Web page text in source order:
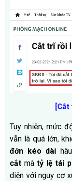
[Cắt
Tuy nhiên, mức
vẫn là quá lớn,
đớn kéo dài
cắt màtỷ lệ tái
diện với nguy cơ